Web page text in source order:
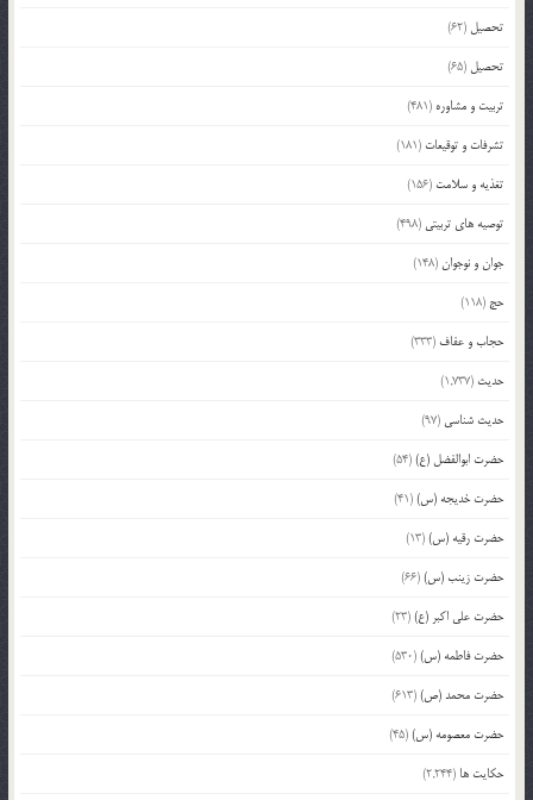
تحصیل (62)
تحصیل (65)
تربیت و مشاوره (481)
تشرفات و توقیعات (181)
تغذیه و سلامت (156)
توصیه های تربیتی (498)
جوان و نوجوان(148)
حج (118)
حجاب و عفاف (333)
حدیث (1,737)
حدیث شناسی (97)
حضرت ابوالفضل (ع)(54)
حضرت خدیجه (س)(41)
حضرت رقیه (س)(13)
حضرت زینب (س)(66)
حضرت علی اکبر (ع)(23)
حضرت فاطمه (س)(530)
حضرت محمد (ص)(613)
حضرت معصومه (س)(45)
حکایت ها (2,244)